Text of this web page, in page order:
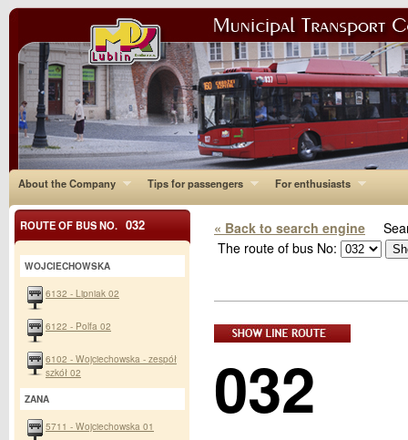
About the Company Tips for passengers For enthusiasts
« Back to search engine
The route of bus No:
032
ROUTE OF BUS NO. 032
WOJCIECHOWSKA
6132 - Lipniak 02
6122 - Polfa 02
6102 - Wojciechowska - zespół
szkół 02
ZANA
5711 - Wojciechowska 01